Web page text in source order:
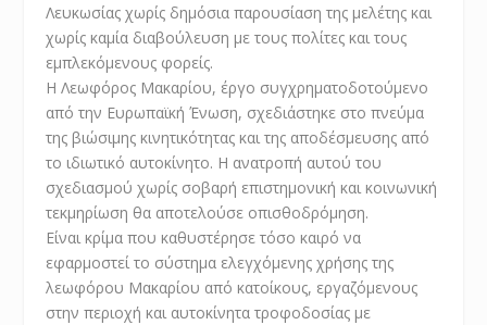
Λευκωσίας χωρίς δημόσια παρουσίαση της μελέτης και
χωρίς καμία διαβούλευση με τους πολίτες και τους
εμπλεκόμενους φορείς.
Η Λεωφόρος Μακαρίου, έργο συγχρηματοδοτούμενο
από την Ευρωπαϊκή Ένωση, σχεδιάστηκε στο πνεύμα
της βιώσιμης κινητικότητας και της αποδέσμευσης από
το ιδιωτικό αυτοκίνητο. Η ανατροπή αυτού του
σχεδιασμού χωρίς σοβαρή επιστημονική και κοινωνική
τεκμηρίωση θα αποτελούσε οπισθοδρόμηση.
Είναι κρίμα που καθυστέρησε τόσο καιρό να
εφαρμοστεί το σύστημα ελεγχόμενης χρήσης της
λεωφόρου Μακαρίου από κατοίκους, εργαζόμενους
στην περιοχή και αυτοκίνητα τροφοδοσίας με